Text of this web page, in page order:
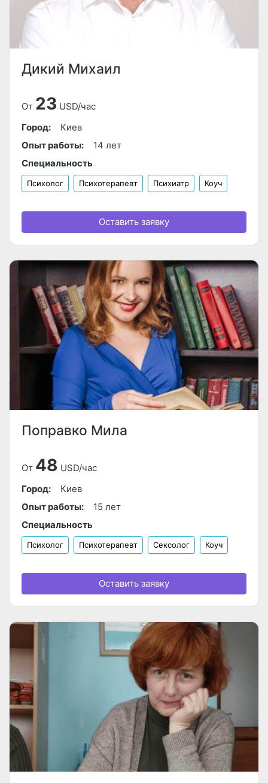
Дикий Михаил
От 23 USD/час
Город:
Киев
Опыт работы:
14 лет
Специальность
Психолог Психотерапевт Психиатр Коуч
Оставить заявку
Поправко Мила
От 48 USD/час
Город:
Киев
Опыт работы:
15 лет
Специальность
Психолог Психотерапевт Сексолог Коуч
Оставить заявку